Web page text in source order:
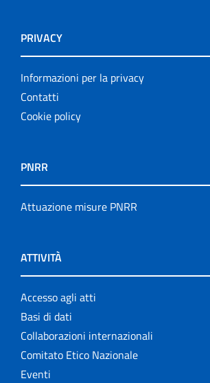
PRIVACY
Informazioni per la privacy
Contatti
Cookie policy
PNRR
Attuazione misure PNRR
ATTIVITÀ
Accesso agli atti
Basi di dati
Collaborazioni internazionali
Comitato Etico Nazionale
Eventi